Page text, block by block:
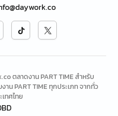
ตลาดงาน PART TIME สำหรับ
น PART TIME ทุกประเภท จากทั่ว
เทศไทย